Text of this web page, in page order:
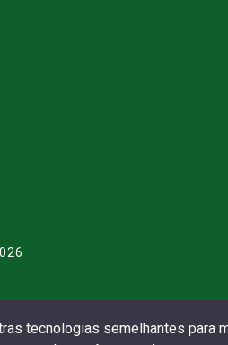
tecnologias semelhantes para